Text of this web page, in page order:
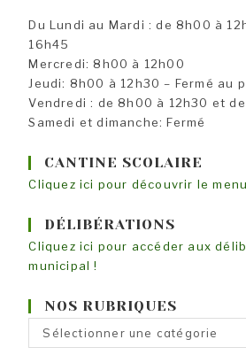
Du Lundi au Mardi : de 8h00 à
16h45
Mercredi: 8h00 à 12h00
Jeudi: 8h00 à 12h30 – Fermé au
Vendredi : de 8h00 à 12h30 et
Samedi et dimanche: Fermé
CANTINE SCOLAIRE
Cliquez ici pour découvrir le
DÉLIBÉRATIONS
Cliquez ici pour accéder aux
municipal !
NOS RUBRIQUES
Nos
rubriques
Sélectionner une catégorie